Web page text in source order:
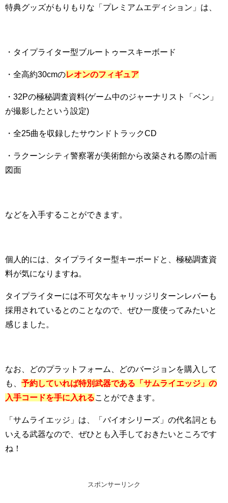
特典グッズがもりもりな「プレミアムエディション」は、
・タイプライター型ブルートゥースキーボード
・全高約30cmのレオンのフィギュア
・32Pの極秘調査資料(ゲーム中のジャーナリスト「ベン」
が撮影したという設定)
・全25曲を収録したサウンドトラックCD
・ラクーンシティ警察署が美術館から改築される際の計画
図面
などを入手することができます。
個人的には、タイプライター型キーボードと、極秘調査資
料が気になりますね。
タイプライターには不可欠なキャリッジリターンレバーも
採用されているとのことなので、ぜひ一度使ってみたいと
感じました。
なお、どのプラットフォーム、どのバージョンを購入して
も、 予約していれば特別武器である「サムライエッジ」の
入手コードを手に入れる ことができます。
「サムライエッジ」は、「バイオシリーズ」の代名詞とも
いえる武器なので、ぜひとも入手しておきたいところです
ね！
スポンサーリンク